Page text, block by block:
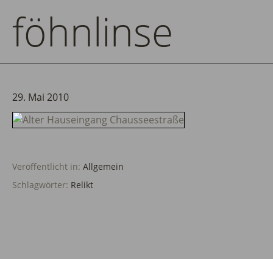
föhnlinse
29. Mai 2010
Veröffentlicht in: Allgemein
Schlagwörter: Relikt